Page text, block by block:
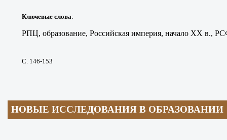
Ключевые слова:
РПЦ, образование, Российская империя, начало XX в.,
С. 146-153
НОВЫЕ ИССЛЕДОВАНИЯ В ОБРАЗОВАНИИ